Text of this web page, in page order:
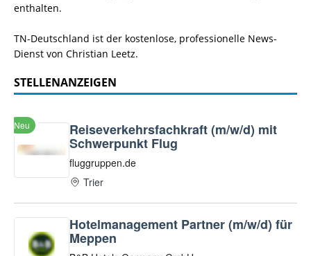
enthalten.
TN-Deutschland ist der kostenlose, professionelle News-
Dienst von Christian Leetz.
STELLENANZEIGEN